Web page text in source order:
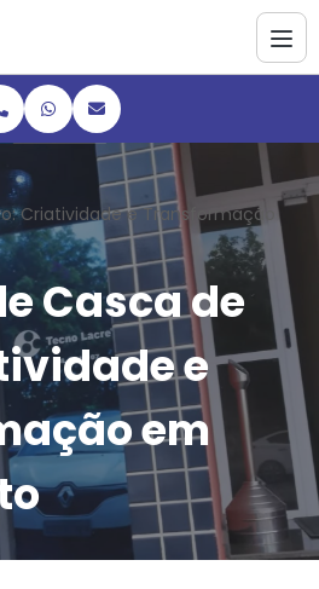
Criatividade e Transformação
Casca de
e
em